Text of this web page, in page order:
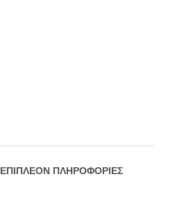
ΕΠΙΠΛΈΟΝ ΠΛΗΡΟΦΟΡΊΕΣ